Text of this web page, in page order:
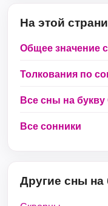
На этой
Общее значение
Толкования по
Все сны на букву
Все сонники
Другие сны на